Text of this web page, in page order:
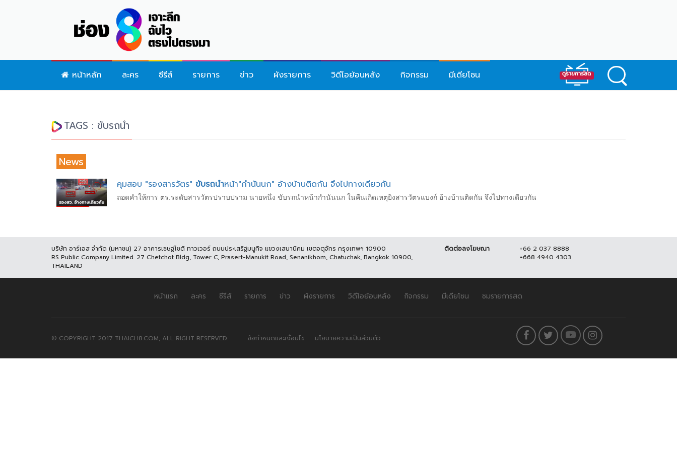
หน้าหลัก ละคร ซีรีส์ รายการ ข่าว ผังรายการ วิดีโอย้อนหลัง กิจกรรม มีเดียโซน
TAGS : ขับรถนำ
News
คุมสอบ "รองสารวัตร" ขับรถนำหน้า"กำนันนก" อ้างบ้านติดกัน จึงไปทางเดียวกัน
ถอดคำให้การ ตร.ระดับสารวัตรปราบปราม นายหนึ่ง ขับรถนำหน้ากำนันนก ในคืนเกิดเหตุยิงสารวัตรแบงก์ อ้างบ้านติดกัน จึงไปทางเดียวกัน
บริษัท อาร์เอส จำกัด (มหาชน) 27 อาคารเชษฐโชติ ทาวเวอร์ ถนนประเสริฐมนูกิจ แขวงเสนานิคม เขตจตุจักร กรุงเทพฯ 10900
RS Public Company Limited. 27 Chetchot Bldg, Tower C, Prasert-Manukit Road, Senanikhom, Chatuchak, Bangkok 10900,
THAILAND
ติดต่อลงโฆษณา
+66 2 037 8888
+668 4940 4303
หน้าแรก ละคร ซีรีส์ รายการ ข่าว ผังรายการ วิดีโอย้อนหลัง กิจกรรม มีเดียโซน ชมรายการสด
© COPYRIGHT 2017 THAICH8.COM, ALL RIGHT RESERVED. ข้อกำหนดและเงื่อนไข นโยบายความเป็นส่วนตัว